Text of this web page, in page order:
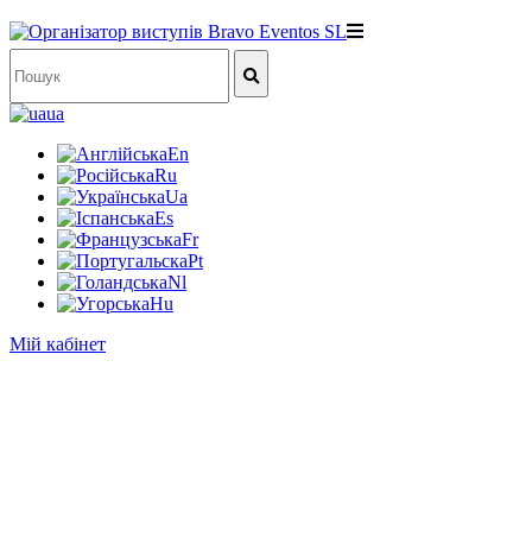
ua
En
Ru
Ua
Es
Fr
Pt
Nl
Hu
Мій кабінет